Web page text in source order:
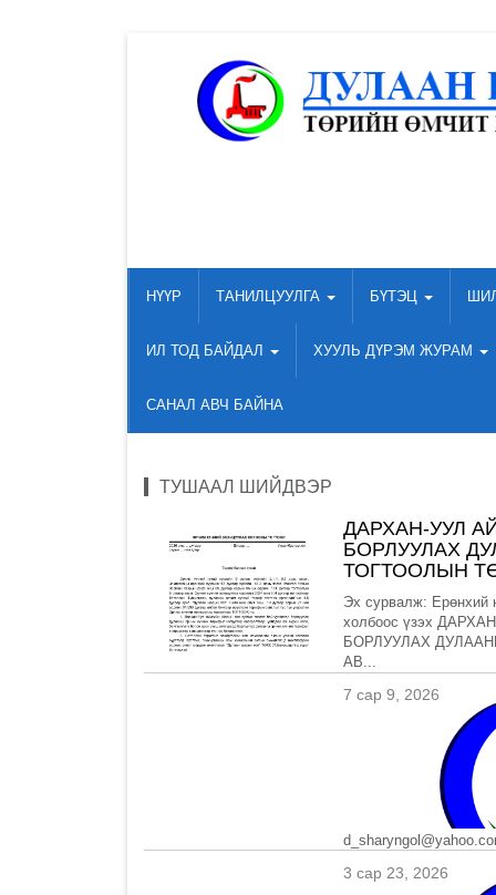
НҮҮР ТАНИЛЦУУЛГА БҮТЭЦ
ИЛ ТОД БАЙДАЛ ХУУЛЬ ДҮРЭМ ЖУРАМ
САНАЛ АВЧ БАЙНА
ТУШААЛ ШИЙДВЭР
ДАРХАН-УУЛ
БОРЛУУЛАХ
ТОГТООЛЫН
Эх сурвалж: Ерөнхий
холбоос үзэх
БОРЛУУЛАХ
АВ...
7 сар 9, 2026
3 сар 23, 2026